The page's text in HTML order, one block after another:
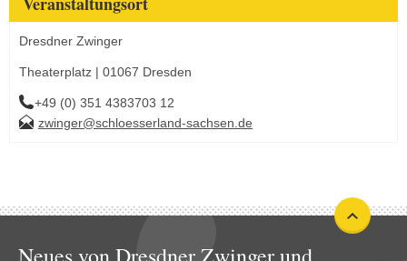
Dresdner Zwinger
Theaterplatz | 01067 Dresden
+49 (0) 351 4383703 12
zwinger@schloesserland-sachsen.de